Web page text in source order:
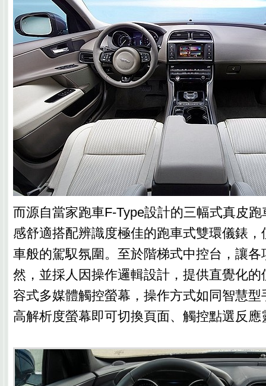
而源自當家跑車F-Type設計的三幅式真皮
感舒適搭配辨識度極佳的跑車式雙環儀錶
車般的駕馭氛圍。至於階梯式中控台，讓
然，並採人因操作邏輯設計，提供直覺化
容式多媒體觸控螢幕，操作方式如同智慧
高解析度螢幕即可切換頁面、觸控點選反應